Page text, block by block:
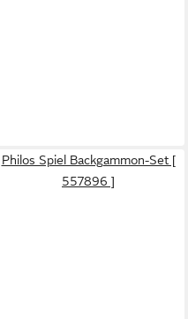
Philos Spiel Backgammon-Set [
557896 ]